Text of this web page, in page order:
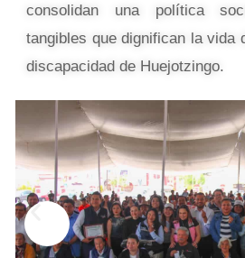
consolidan una política
tangibles que dignifican la vida
discapacidad de Huejotzingo.